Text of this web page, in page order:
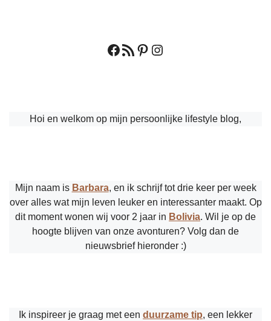
Facebook
RSS feedPinterest
Instagram
Hoi en welkom op mijn persoonlijke lifestyle blog,
Mijn naam is Barbara, en ik schrijf tot drie keer per week
over alles wat mijn leven leuker en interessanter maakt. Op
dit moment wonen wij voor 2 jaar in Bolivia. Wil je op de
hoogte blijven van onze avonturen? Volg dan de
nieuwsbrief hieronder :)
Ik inspireer je graag met een duurzame tip, een lekker